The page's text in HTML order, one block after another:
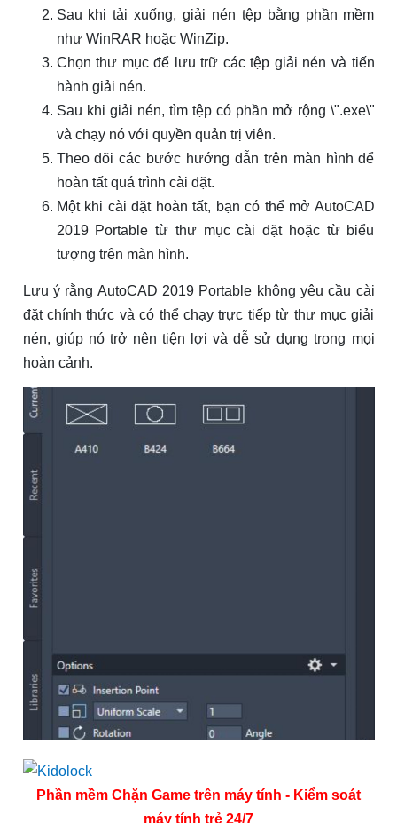
Sau khi tải xuống, giải nén tệp bằng phần mềm
như WinRAR hoặc WinZip.
Chọn thư mục để lưu trữ các tệp giải nén và tiến
hành giải nén.
Sau khi giải nén, tìm tệp có phần mở rộng \".exe\"
và chạy nó với quyền quản trị viên.
Theo dõi các bước hướng dẫn trên màn hình để
hoàn tất quá trình cài đặt.
Một khi cài đặt hoàn tất, bạn có thể mở AutoCAD
2019 Portable từ thư mục cài đặt hoặc từ biểu
tượng trên màn hình.
Lưu ý rằng AutoCAD 2019 Portable không yêu cầu cài
đặt chính thức và có thể chạy trực tiếp từ thư mục giải
nén, giúp nó trở nên tiện lợi và dễ sử dụng trong mọi
hoàn cảnh.
Phần mềm Chặn Game trên máy tính - Kiểm soát
máy tính trẻ 24/7